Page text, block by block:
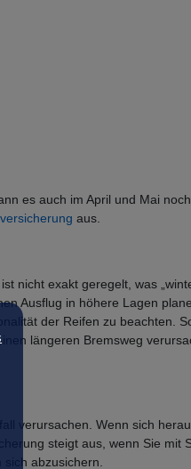
es auch im April und Mai
aus.
nicht exakt geregelt, was
Ausflug in höhere Lagen
der Reifen zu beachten.
längeren Bremsweg
verursachen. Wenn sich
steigt aus, wenn Sie mit
abzusichern.